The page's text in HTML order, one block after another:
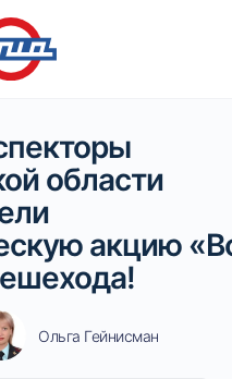
области
акцию
Ольга Гейнисман